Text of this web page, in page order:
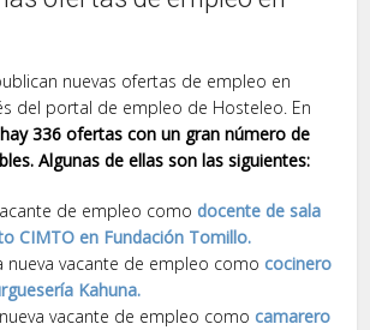
nuevas ofertas de empleo en
del portal de empleo de Hosteleo. En
hay 336 ofertas con un gran número de
Algunas de ellas son las siguientes:
de empleo como docente de sala
CIMTO en Fundación Tomillo.
nueva vacante de empleo comococinero
Kahuna.
vacante de empleo comocamarero